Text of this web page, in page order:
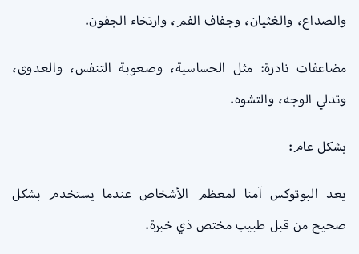
والصداع، والغثيان، وجفاف الفم، وارتخاء الجفون.
مضاعفات نادرة: مثل الحساسية، وصعوبة التنفس، والعدوى،
وتدلي الوجه، والتشوه.
بشكل عام:
يعد البوتوكس آمنا لمعظم الأشخاص عندما يستخدم بشكل
صحيح من قبل طبيب مختص ذي خبرة.